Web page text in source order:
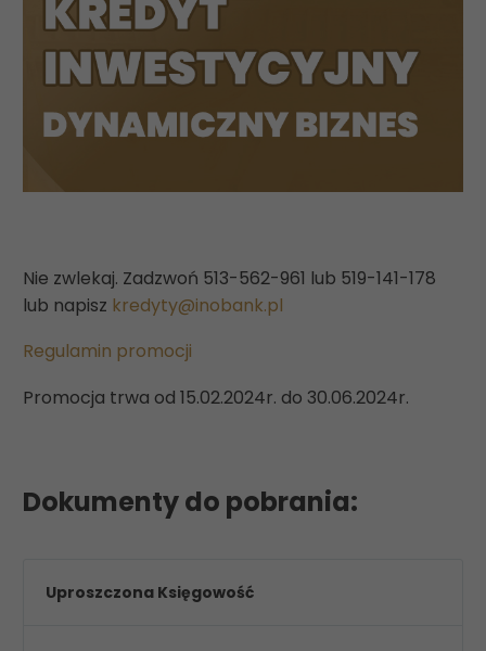
Nie zwlekaj. Zadzwoń 513-562-961 lub 519-141-178
lub napisz kredyty@inobank.pl
Regulamin promocji
Promocja trwa od 15.02.2024r. do 30.06.2024r.
Dokumenty do pobrania:
Uproszczona Księgowość